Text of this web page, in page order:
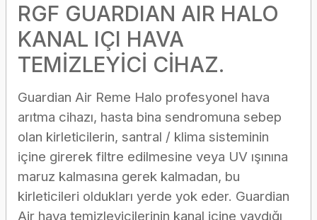
RGF GUARDIAN AIR HALO
KANAL IÇI HAVA
TEMİZLEYİCİ CİHAZ.
Guardian Air Reme Halo profesyonel hava
arıtma cihazı, hasta bina sendromuna sebep
olan kirleticilerin, santral / klima sisteminin
içine girerek filtre edilmesine veya UV ışınına
maruz kalmasına gerek kalmadan, bu
kirleticileri oldukları yerde yok eder. Guardian
Air hava temizleyicilerinin kanal içine yaydığı